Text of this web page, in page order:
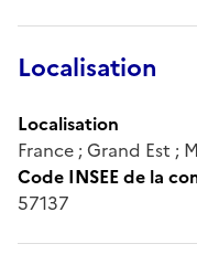
Localisation
Localisation
France ; Grand Est ;
Code INSEE de la
57137